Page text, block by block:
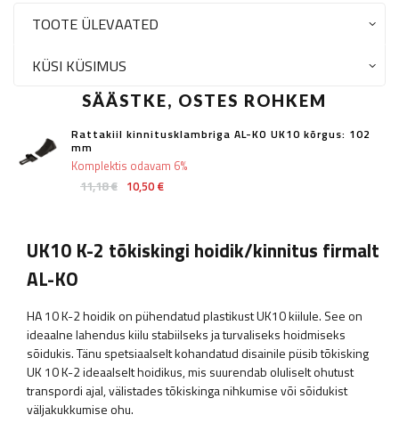
TOOTE ÜLEVAATED
KÜSI KÜSIMUS
SÄÄSTKE, OSTES ROHKEM
Rattakiil kinnitusklambriga AL-KO UK10 kõrgus: 102
mm
11,18 € 10,50 €
Komplektis odavam 6%
UK10 K-2 tõkiskingi hoidik/kinnitus firmalt
AL-KO
HA 10 K-2 hoidik on pühendatud plastikust UK10 kiilule. See on
ideaalne lahendus kiilu stabiilseks ja turvaliseks hoidmiseks
sõidukis. Tänu spetsiaalselt kohandatud disainile püsib tõkisking
UK 10 K-2 ideaalselt hoidikus, mis suurendab oluliselt ohutust
transpordi ajal, välistades tõkiskinga nihkumise või sõidukist
väljakukkumise ohu.